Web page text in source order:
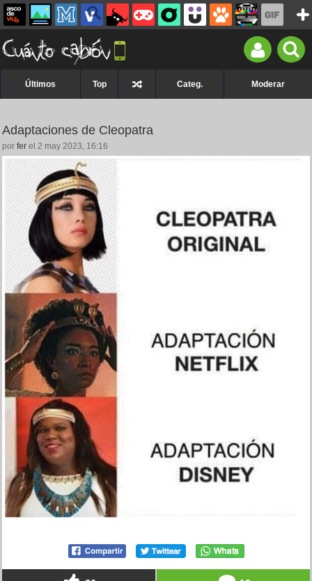
Últimos Top Categ. Moderar
Adaptaciones de Cleopatra
por fer el 2 may 2023, 16:16